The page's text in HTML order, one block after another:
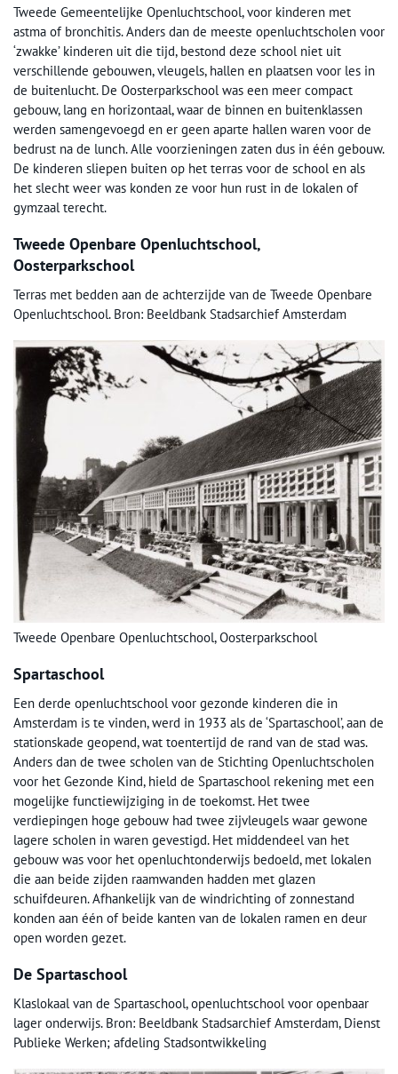
Tweede Gemeentelijke Openluchtschool, voor kinderen met
astma of bronchitis. Anders dan de meeste openluchtscholen voor
‘zwakke’ kinderen uit die tijd, bestond deze school niet uit
verschillende gebouwen, vleugels, hallen en plaatsen voor les in
de buitenlucht. De Oosterparkschool was een meer compact
gebouw, lang en horizontaal, waar de binnen en buitenklassen
werden samengevoegd en er geen aparte hallen waren voor de
bedrust na de lunch. Alle voorzieningen zaten dus in één gebouw.
De kinderen sliepen buiten op het terras voor de school en als
het slecht weer was konden ze voor hun rust in de lokalen of
gymzaal terecht.
Tweede Openbare Openluchtschool,
Oosterparkschool
Terras met bedden aan de achterzijde van de Tweede Openbare
Openluchtschool. Bron: Beeldbank Stadsarchief Amsterdam
Tweede Openbare Openluchtschool, Oosterparkschool
Spartaschool
Een derde openluchtschool voor gezonde kinderen die in
Amsterdam is te vinden, werd in 1933 als de ‘Spartaschool’, aan de
stationskade geopend, wat toentertijd de rand van de stad was.
Anders dan de twee scholen van de Stichting Openluchtscholen
voor het Gezonde Kind, hield de Spartaschool rekening met een
mogelijke functiewijziging in de toekomst. Het twee
verdiepingen hoge gebouw had twee zijvleugels waar gewone
lagere scholen in waren gevestigd. Het middendeel van het
gebouw was voor het openluchtonderwijs bedoeld, met lokalen
die aan beide zijden raamwanden hadden met glazen
schuifdeuren. Afhankelijk van de windrichting of zonnestand
konden aan één of beide kanten van de lokalen ramen en deur
open worden gezet.
De Spartaschool
Klaslokaal van de Spartaschool, openluchtschool voor openbaar
lager onderwijs. Bron: Beeldbank Stadsarchief Amsterdam, Dienst
Publieke Werken; afdeling Stadsontwikkeling